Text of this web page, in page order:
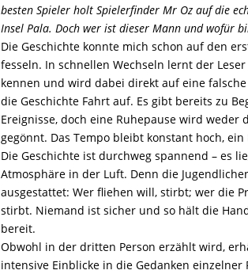
besten Spieler holt Spielerfinder Mr Oz auf die
Insel Pala. Doch wer ist dieser Mann und wofür
Die Geschichte konnte mich schon auf den
fesseln. In schnellen Wechseln lernt der
kennen und wird dabei direkt auf eine
die Geschichte Fahrt auf. Es gibt bereits zu
Ereignisse, doch eine Ruhepause wird weder
gegönnt. Das Tempo bleibt konstant hoch,
Die Geschichte ist durchweg spannend – es
Atmosphäre in der Luft. Denn die
ausgestattet: Wer fliehen will, stirbt; wer die
stirbt. Niemand ist sicher und so hält die
bereit.
Obwohl in der dritten Person erzählt wird,
intensive Einblicke in die Gedanken